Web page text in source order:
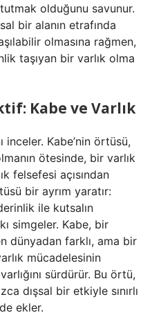
olduğunu savunur.
bir alanın etrafında
olmasına rağmen,
taşıyan bir varlık olma
Kabe ve Varlık
inceler. Kabe’nin örtüsü,
ötesinde, bir varlık
felsefesi açısından
bir ayrım yaratır:
ile kutsalın
simgeler. Kabe, bir
dünyadan farklı, ama bir
mücadelesinin
sürdürür. Bu örtü,
dışsal bir etkiyle sınırlı
ekler.